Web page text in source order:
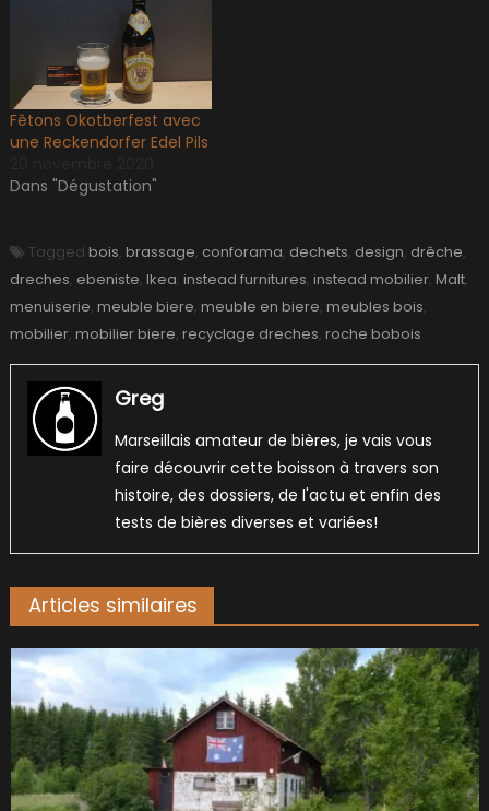
Fêtons Okotberfest avec
une Reckendorfer Edel Pils
Dans "Dégustation"
Tagged bois, brassage, conforama, dechets, design, drêche,
dreches, ebeniste, Ikea, instead furnitures, instead mobilier, Malt,
menuiserie, meuble biere, meuble en biere, meubles bois,
mobilier, mobilier biere, recyclage dreches, roche bobois
Greg
Marseillais amateur de bières, je vais vous
faire découvrir cette boisson à travers son
histoire, des dossiers, de l'actu et enfin des
tests de bières diverses et variées!
Articles similaires